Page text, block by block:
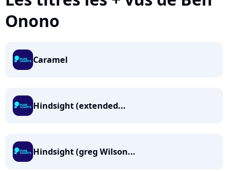
Onono
Caramel
Hindsight (extended...
Hindsight (greg Wilson...